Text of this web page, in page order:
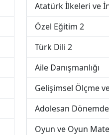
Atatürk İlkeleri ve
Özel Eğitim 2
Türk Dili 2
Aile Danışmanlığı
Gelişimsel Ölçme
Adolesan
Oyun ve Oyun